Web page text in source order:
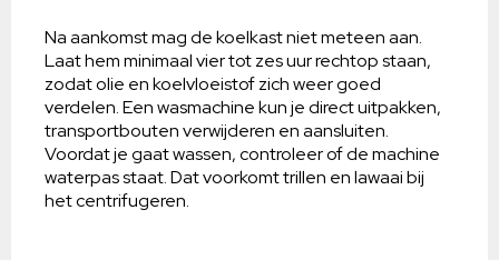
Na aankomst mag de koelkast niet meteen aan.
Laat hem minimaal vier tot zes uur rechtop staan,
zodat olie en koelvloeistof zich weer goed
verdelen. Een wasmachine kun je direct uitpakken,
transportbouten verwijderen en aansluiten.
Voordat je gaat wassen, controleer of de machine
waterpas staat. Dat voorkomt trillen en lawaai bij
het centrifugeren.